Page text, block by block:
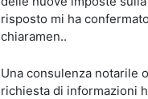
risposto mi ha
chiaramen..
Una consulenza notarile
richiesta di informazioni